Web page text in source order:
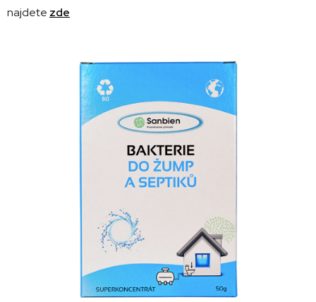
najdete zde